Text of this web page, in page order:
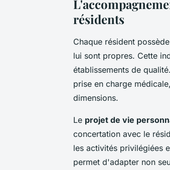
résidents
Chaque résident
lui sont propres. Cette
établissements de
prise en charge
dimensions.
Le projet de vie
concertation avec le
les activités privilégiées
permet d'adapter non